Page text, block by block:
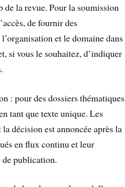
de la revue. Pour la soumission
de fournir des
et le domaine dans
si vous le souhaitez, d’indiquer
: pour des dossiers thématiques
tant que texte unique. Les
décision est annoncée après la
en flux continu et leur
de publication.